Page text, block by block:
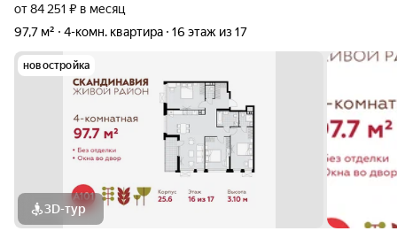
от 84 251 ₽ в месяц
97,7 м²
4-комн. квартира 16 этаж из 17
новостройка
3D-тур